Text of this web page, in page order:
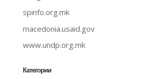
spinfo.org.mk
macedonia.usaid.gov
www.undp.org.mk
Категории